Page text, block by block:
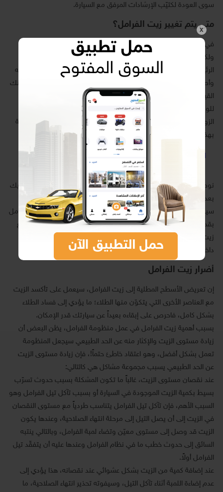
سوى العودة لكتيّب الإرشادات المرفق مع السيارة.
متى يتم تغيير زيت الفرامل؟
في الوضع الطبيعي، من الأفضل تغيير زيت الفرامل كل عامين تقريباً،
ولكن إن لاحظت أن أداء المكابح قد تراجع فافحص الزيت من خزانه
الرئيسي، فقد يكون ملوّث أو أنه تعرّض لتسرّب، وإن كان قد تغيّر لونه
وأصبح داكن اللون؛ فقد حان موعد تغييره كما ذكرنا آنفاً، وهو أمر يمكنك
القيام به لوحدك في حال توفرت لديك المعدّات اللازمة، ولكن ذهابك
للوكالة أو خبير السيارات سوف يضمن لك أنه سيتم التخلص من كافة
الزوائد والرواسب من الزيت القديم عبر آلات الشطف والتنظيف الخاصة
بهذا الأمر.
اقرأ أيضاً:
نوصيك باستخدام الزيوت الأصلية للمرة الثانية لأهمية الأمر، كما نوصيك
بعدم تعريض زيت الفرامل للهواء لأن الأوكسجين الموجود في الهواء
سيعمل على أكسدة الزيت وسيقلل من درجة غليانه، إذ يتميز زيت الفرامل
بقدرته على استقطاب الرطوبة، ويمكن أن يتحد بخار الماء في الهواء مع
زيت الفرامل، كما أن الطقس البارد سيعمل على تشكيل بلورات الثلج
داخل الزيت؛ مما يقلل فعالية المكابح.
أضرار زيت الفرامل
إن تعريض الأسطح المطلية إلى زيت الفرامل، سيعمل على تأكسد الزيت
مع العناصر الأخرى التي يتكوّن منها الطلاء؛ ما يؤدي إلى فساد الطلاء
بشكل كامل، فاحرص على إبقاءه بعيداً عن سيارتك قدر الإمكان.
بسبب أهمية زيت الفرامل في عمل منظومة الفرامل، يظن البعض أن
زيادة مستوى الزيت والإكثار منه عن الحد الطبيعي سيجعل المنظومة
تعمل بشكل أفضل، وهو اعتقاد خاطئ حتماً!، فإن زيادة مستوى الزيت
عن الحد الطبيعي يسبب مجموعة مشاكل هي كالتالي:
عند نقصان مستوى الزيت، غالباً ما تكون المشكلة بسبب حدوث تسرّب
بسيط بكمية الزيت الموجودة في السيارة أو بسبب تآكل تيل الفرامل وهو
السبب الأهم، فإن تآكل تيل الفرامل يتناسب طردياً مع مستوى النقصان
في الزيت إلى أن يصل التيل إلى مرحلة انتهاء الصلاحية، وعندها يكون
الزيت قد وصل إلى مستوى معيّن وتضاء لمبة الفرامل، وبالتالي ينتبه
السائق إلى حدوث خطب ما في نظام الفرامل وعندها عليه أن يتفقّد تيل
الفرامل أولاً.
عند إضافة كمية من الزيت بشكل عشوائي عند نقصانه، هذا يؤدي إلى
عدم إضاءة اللمبة أثناء تآكل التيل، وسيفوته تحذير انتهاء الصلاحية، ما
X